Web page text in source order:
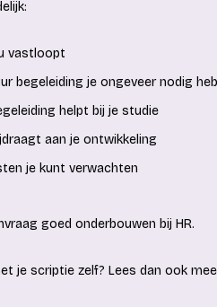
vastloopt
begeleiding je ongeveer nodig
helpt bij je studie
aan je ontwikkeling
je kunt verwachten
goed onderbouwen bij HR.
je scriptie zelf? Lees dan ook